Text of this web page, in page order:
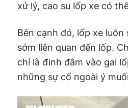
xử lý, cao su lốp xe có
Bên cạnh đó, lốp xe
sớm liên quan đến lốp.
chí là đinh đâm vào gai
những sự cố ngoài ý